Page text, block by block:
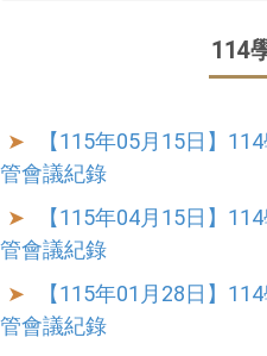
114
【115年05月15日】
管會議紀錄
【115年04月15日】
管會議紀錄
【115年01月28日】
管會議紀錄